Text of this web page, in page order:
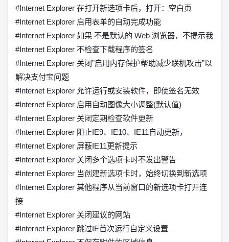
#Internet Explorer 在打开新选项卡后，打开：空白页
#Internet Explorer 启用表单的自动完成功能
#Internet Explorer 如果 不是默认的 Web 浏览器，不提示我
#Internet Explorer 不检查下载程序的签名
#Internet Explorer 关闭”启用内存保护帮助减少联机攻击”以
解决支付宝问题
#Internet Explorer 允许运行或安装软件，即使签名无效
#Internet Explorer 启用自动图像大小调整(默认值)
#Internet Explorer 关闭定期检查软件更新
#Internet Explorer 阻止IE9、IE10、IE11自动更新，
#Internet Explorer 屏蔽IE11更新提示
#Internet Explorer 关闭多个选项卡时不发出警告
#Internet Explorer 当创建新选项卡时，始终切换到新选项
#Internet Explorer 其他程序从当前窗口的新选项卡打开连
接
#Internet Explorer 关闭建议的网站
#Internet Explorer 跳过IE首次运行自定义设置